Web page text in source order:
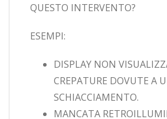
QUESTO INTERVENTO?
ESEMPI:
DISPLAY NON
CREPATURE DOVUTE A
SCHIACCIAMENTO.
MANCATA